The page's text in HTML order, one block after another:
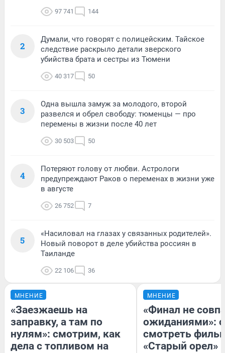
97 741 144
2
Думали, что говорят с полицейским. Тайское
следствие раскрыло детали зверского
убийства брата и сестры из Тюмени
40 317 50
3
Одна вышла замуж за молодого, второй
развелся и обрел свободу: тюменцы — про
перемены в жизни после 40 лет
30 503 50
4
Потеряют голову от любви. Астрологи
предупреждают Раков о переменах в жизни уже
в августе
26 752 7
5
«Насиловал на глазах у связанных родителей».
Новый поворот в деле убийства россиян в
Таиланде
22 106 36
МНЕНИЕ
«Заезжаешь на
заправку, а там по
нулям»: смотрим, как
дела с топливом на
МНЕНИЕ
«Финал не
ожиданиями»:
смотреть
«Старый орел»